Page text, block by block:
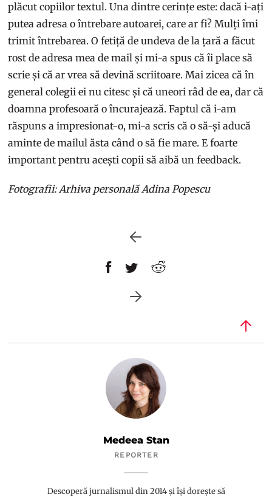
plăcut copiilor textul. Una dintre cerințe este: dacă i-ați
putea adresa o întrebare autoarei, care ar fi? Mulți îmi
trimit întrebarea. O fetiță de undeva de la țară a făcut
rost de adresa mea de mail și mi-a spus că îi place să
scrie și că ar vrea să devină scriitoare. Mai zicea că în
general colegii ei nu citesc și că uneori râd de ea, dar că
doamna profesoară o încurajează. Faptul că i-am
răspuns a impresionat-o, mi-a scris că o să-și aducă
aminte de mailul ăsta când o să fie mare. E foarte
important pentru acești copii să aibă un feedback.
Fotografii: Arhiva personală Adina Popescu
Medeea Stan
REPORTER
Descoperă jurnalismul din 2014 și își dorește să